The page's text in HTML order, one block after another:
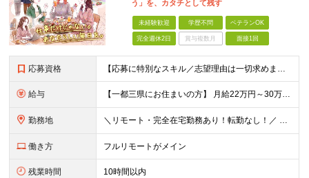
う」を、カタチとして残す
未経験歓迎 学歴不問 ベテランOK
完全週休2日 賞与複数月 面接1回
応募資格 【応募に特別なスキル／志望理由は一切求めません！】 学歴不問／職種・業種未経験歓迎／面接は1回のみ！ ☆彡10名以上の仲間を大募集！ 未経験・第二新卒・初めての正社員も大歓迎！ 「動画を見るのが
給与 【一都三県にお住まいの方】 月給22万円～30万円+インセンティブ ※経験・能力を考慮して決定。経験がある場合は、スキルに応じた月給額でスタートします。 ※上記には固定残業代（10時間分／15,000
勤務地 ＼リモート・完全在宅勤務あり！転勤なし！／ 【47都道府県の好きな地域で働けます☆彡】 ★リモート・フルリモートも選択可能です！ └将来的には「お気に入りのカフェでテレワーク」 「日本全国、旅をしな
働き方 フルリモートがメイン
残業時間 10時間以内